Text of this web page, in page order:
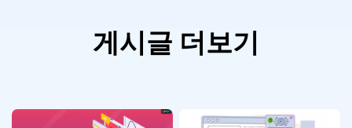
게시글 더보기